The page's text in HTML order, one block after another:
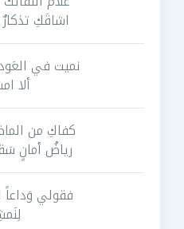
اشاقَكِ
نميت في
ألا
كفاكِ من
رياضُ أمانٍ
فقولي وَداعاً